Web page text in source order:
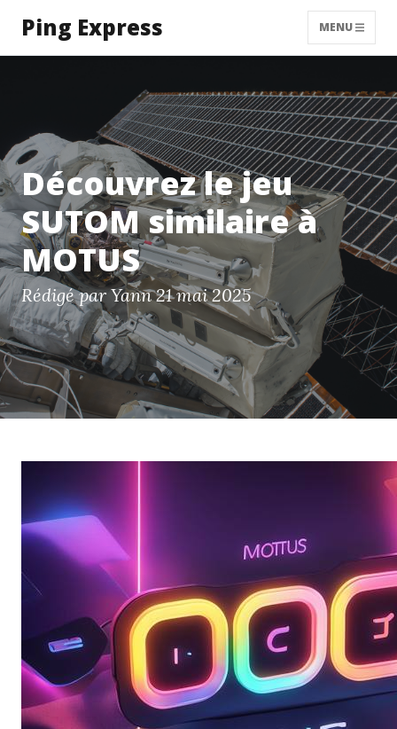
Ping Express MENU
Découvrez le jeu
SUTOM similaire à
MOTUS
Rédigé par Yann21 mai 2025